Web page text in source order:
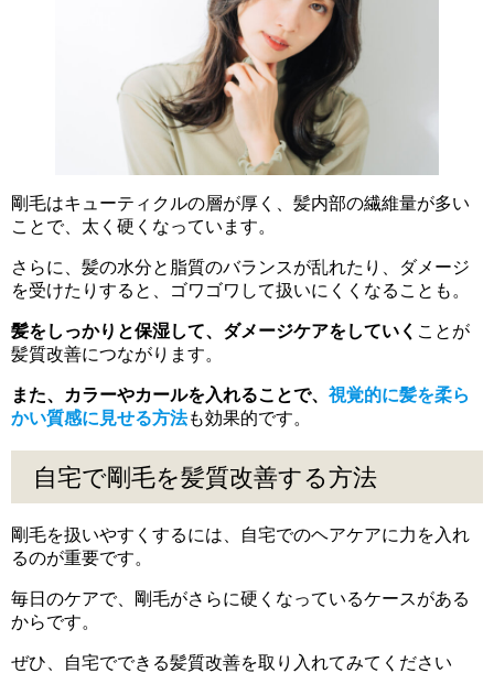
剛毛はキューティクルの層が厚く、髪内部の繊維量が多い
ことで、太く硬くなっています。
さらに、髪の水分と脂質のバランスが乱れたり、ダメージ
を受けたりすると、ゴワゴワして扱いにくくなることも。
髪をしっかりと保湿して、ダメージケアをしていく ことが
髪質改善につながります。
また、カラーやカールを入れることで、 視覚的に髪を柔ら
かい質感に見せる方法も効果的です。
自宅で剛毛を髪質改善する方法
剛毛を扱いやすくするには、自宅でのヘアケアに力を入れ
るのが重要です。
毎日のケアで、剛毛がさらに硬くなっているケースがある
からです。
ぜひ、自宅でできる髪質改善を取り入れてみてください